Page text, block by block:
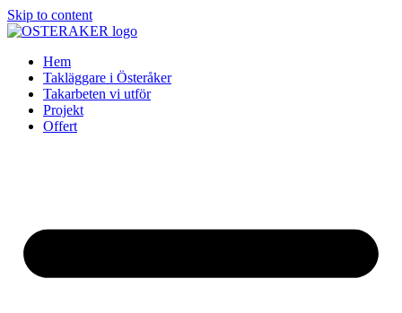
Skip to content
Hem
Takläggare i Österåker
Takarbeten vi utför
Projekt
Offert